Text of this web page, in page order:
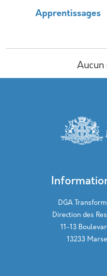
Apprentissages
Aucun
DGA
Direction des
11-13
13233